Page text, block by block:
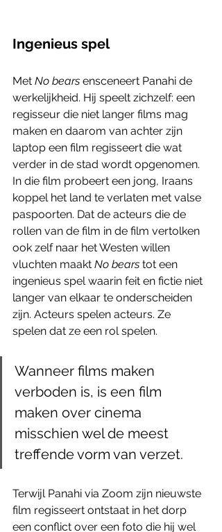
Ingenieus spel
Met No bears ensceneert Panahi de
werkelijkheid. Hij speelt zichzelf: een
regisseur die niet langer films mag
maken en daarom van achter zijn
laptop een film regisseert die wat
verder in de stad wordt opgenomen.
In die film probeert een jong, Iraans
koppel het land te verlaten met valse
paspoorten. Dat de acteurs die de
rollen van de film in de film vertolken
ook zelf naar het Westen willen
vluchten maakt No bears tot een
ingenieus spel waarin feit en fictie niet
langer van elkaar te onderscheiden
zijn. Acteurs spelen acteurs. Ze
spelen dat ze een rol spelen.
Wanneer films maken
verboden is, is een film
maken over cinema
misschien wel de meest
treffende vorm van verzet.
Terwijl Panahi via Zoom zijn nieuwste
film regisseert ontstaat in het dorp
een conflict over een foto die hij wel